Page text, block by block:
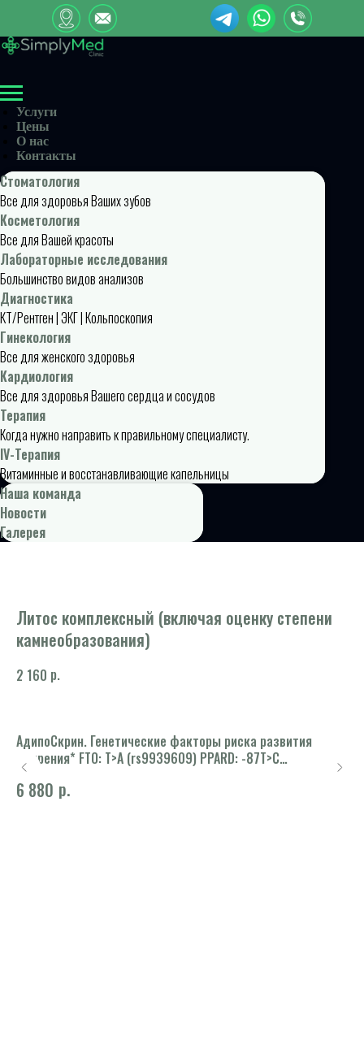
Услуги
Цены
О нас
Контакты
Стоматология
Все для здоровья Ваших зубов
Косметология
Все для Вашей красоты
Лабораторные исследования
Большинство видов анализов
Диагностика
КТ/Рентген | ЭКГ | Кольпоскопия
Гинекология
Все для женского здоровья
Кардиология
Все для здоровья Вашего сердца и сосудов
Терапия
Когда нужно направить к правильному специалисту.
IV-Терапия
Витаминные и восстанавливающие капельницы
Наша команда
Новости
Галерея
Литос комплексный (включая оценку степени
камнеобразования)
2 160 р.
АдипоСкрин. Генетические факторы риска развития
ожирения* FTO: T>A (rs9939609) PPARD: -87T>C
(rs6902123) PPARGC1A: 1444G>A (rs8192678) PPARGC1B:
607G>C (rs7732671)
6 880 р.